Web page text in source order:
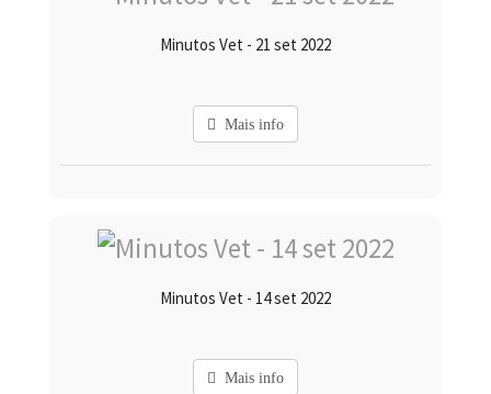
Minutos Vet - 21 set 2022
Mais info
Minutos Vet - 14 set 2022
Mais info